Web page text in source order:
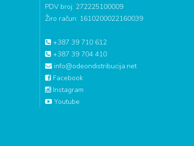
PDV broj: 272225100009
Žiro račun: 1610200022160039
+387 39 710 612
+387 39 704 410
info@odeondistribucija.net
Facebook
Instagram
Youtube